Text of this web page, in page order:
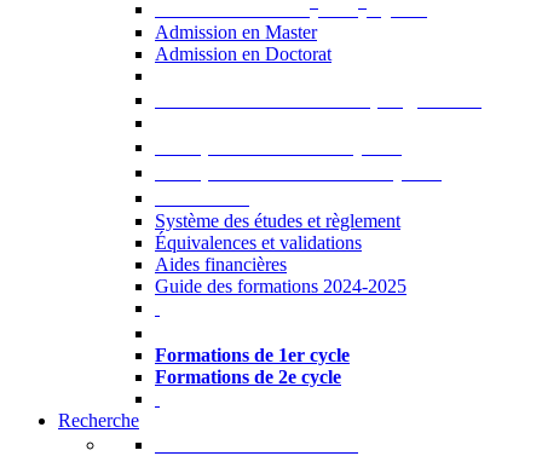
Admission en Master
Admission en Doctorat
Système des études et règlement
Équivalences et validations
Aides financières
Guide des formations 2024-2025
Formations de 1er cycle
Formations de 2e cycle
Recherche